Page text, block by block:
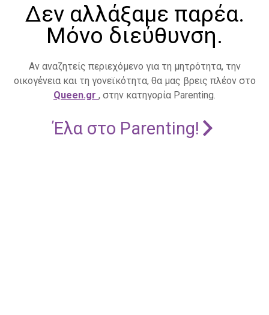
Δεν αλλάξαμε παρέα.
Μόνο διεύθυνση.
Αν αναζητείς περιεχόμενο για τη μητρότητα, την
οικογένεια και τη γονεϊκότητα, θα μας βρεις πλέον στο
Queen.gr , στην κατηγορία Parenting.
Έλα στο Parenting!